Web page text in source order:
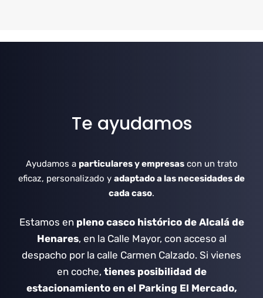
Te ayudamos
Ayudamos a particulares y empresascon un trato
eficaz, personalizado y adaptado a las necesidades de
cada caso.
Estamos en pleno casco histórico de Alcalá de
Henares, en la Calle Mayor, con acceso al
despacho por la calle Carmen Calzado. Si vienes
en coche, tienes posibilidad de
estacionamiento en el Parking El Mercado,